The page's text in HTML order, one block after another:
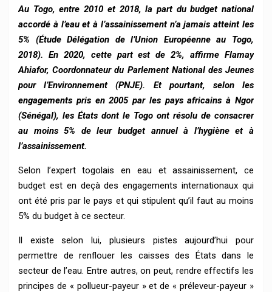
Au Togo, entre 2010 et 2018, la part du budget national
accordé à l’eau et à l’assainissement n’a jamais atteint les
5% (Étude Délégation de l’Union Européenne au Togo,
2018). En 2020, cette part est de 2%, affirme Flamay
Ahiafor, Coordonnateur du Parlement National des Jeunes
pour l’Environnement (PNJE). Et pourtant, selon les
engagements pris en 2005 par les pays africains à Ngor
(Sénégal), les États dont le Togo ont résolu de consacrer
au moins 5% de leur budget annuel à l’hygiène et à
l’assainissement.
Selon l’expert togolais en eau et assainissement, ce
budget est en deçà des engagements internationaux qui
ont été pris par le pays et qui stipulent qu’il faut au moins
5% du budget à ce secteur.
Il existe selon lui, plusieurs pistes aujourd’hui pour
permettre de renflouer les caisses des États dans le
secteur de l’eau. Entre autres, on peut, rendre effectifs les
principes de « pollueur-payeur » et de « préleveur-payeur »